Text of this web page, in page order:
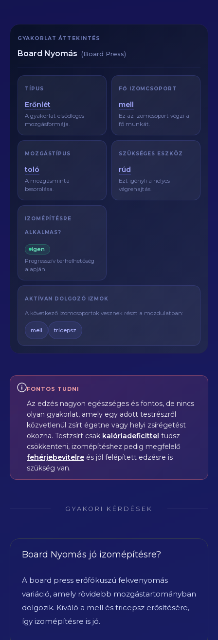
GYAKORLAT ÁTTEKINTÉS
Board Nyomás (Board Press)
TÍPUS
Erőnlét
A gyakorlat elsődleges
mozgásformája.
FŐ IZOMCSOPORT
mell
Ez az izomcsoport végzi a
fő munkát.
MOZGÁSTÍPUS
toló
A mozgásminta
besorolása.
SZÜKSÉGES ESZKÖZ
rúd
Ezt igényli a helyes
végrehajtás.
IZOMÉPÍTÉSRE
ALKALMAS?
igen
Progresszív terhelhetőség
alapján.
AKTÍVAN DOLGOZÓ IZMOK
A következő izomcsoportok vesznek részt a mozdulatban:
mell tricepsz
FONTOS TUDNI
Az edzés nagyon egészséges és fontos, de nincs
olyan gyakorlat, amely egy adott testrészről
közvetlenül zsírt égetne vagy helyi zsírégetést
okozna. Testzsírt csak kalóriadeficittel tudsz
csökkenteni, izomépítéshez pedig megfelelő
fehérjebevitelre és jól felépített edzésre is
szükség van.
GYAKORI KÉRDÉSEK
Board Nyomás jó izomépítésre?
A board press erőfókuszú fekvenyomás
variáció, amely rövidebb mozgástartományban
dolgozik. Kiváló a mell és tricepsz erősítésére,
így izomépítésre is jó.